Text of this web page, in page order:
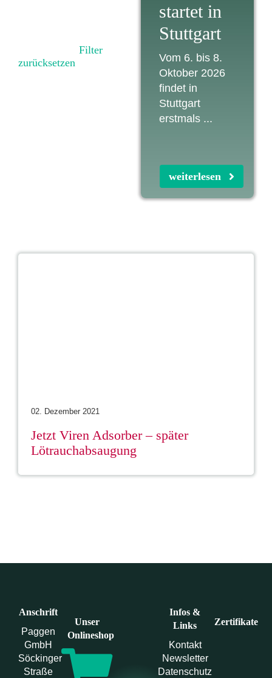
Filter
zurücksetzen
startet in
Stuttgart
Vom 6. bis 8.
Oktober 2026
findet in
Stuttgart
erstmals ...
weiterlesen
02. Dezember 2021
Jetzt Viren Adsorber – später
Lötrauchabsaugung
Anschrift
Paggen
GmbH
Söckinger
Straße
Unser
Onlineshop
Infos &
Links
Kontakt
Newsletter
Datenschutz
Zertifikate